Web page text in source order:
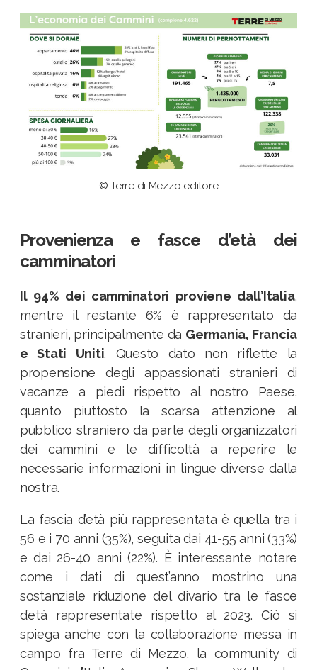
© Terre di Mezzo editore
Provenienza e fasce d’età dei
camminatori
Il 94% dei camminatori proviene dall’Italia,
mentre il restante 6% è rappresentato da
stranieri, principalmente da Germania, Francia
e Stati Uniti. Questo dato non riflette la
propensione degli appassionati stranieri di
vacanze a piedi rispetto al nostro Paese,
quanto piuttosto la scarsa attenzione al
pubblico straniero da parte degli organizzatori
dei cammini e le difficoltà a reperire le
necessarie informazioni in lingue diverse dalla
nostra.
La fascia d’età più rappresentata è quella tra i
56 e i 70 anni (35%), seguita dai 41-55 anni (33%)
e dai 26-40 anni (22%). È interessante notare
come i dati di quest’anno mostrino una
sostanziale riduzione del divario tra le fasce
d’età rappresentate rispetto al 2023. Ciò si
spiega anche con la collaborazione messa in
campo fra Terre di Mezzo, la community di